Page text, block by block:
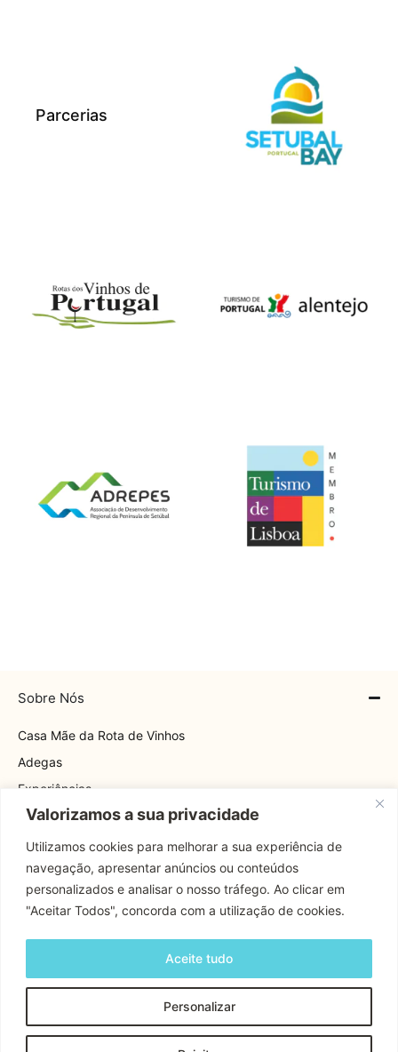
Valorizamos a sua privacidade
Utilizamos cookies para melhorar a sua experiência de
navegação, apresentar anúncios ou conteúdos
personalizados e analisar o nosso tráfego. Ao clicar em
"Aceitar Todos", concorda com a utilização de cookies.
Personalizar
Aceite tudo
Parcerias
Sobre Nós
Casa Mãe da Rota de Vinhos
Adegas
Experiências
Explore
Rota
Contactos
Apoio Cliente